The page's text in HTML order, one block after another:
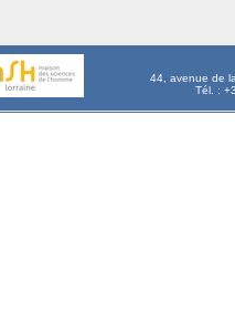
44, avenue de
Tél. :